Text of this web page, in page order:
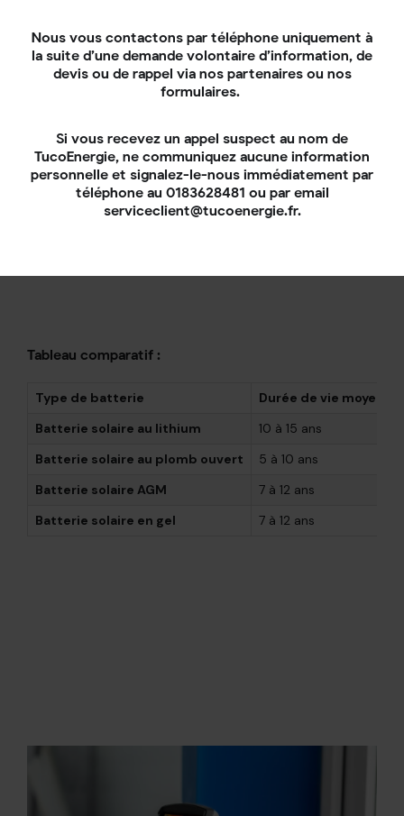
Issue, elle aussi, de la technologie au plomb,
batterie solaire en gelest étanche et contient de
lasilicequi permet de "geler" l’électrolyte. Elle ne
nécessite aucun entretien et offre unedurée de vie
relativement longue en comparaison avec une
chargefigure en revanche dans ses points faibles.
Sonprixpeut également être un inconvénient (c’est
la plus chère des batteries à plomb), même s’il reste
inférieur à celui d’une batterie lithium.
Tableau comparatif :
Type de batterie
Durée de vie moyenne
Batterie solaire au lithium
10 à 15 ans
Batterie solaire au plomb ouvert
5 à 10 ans
Batterie solaire AGM
7 à 12 ans
Batterie solaire en gel
7 à 12 ans
Nous vous contactons par téléphone uniquement à
la suite d’une demande volontaire d’information, de
devis ou de rappel via nos partenaires ou nos
formulaires.
Si vous recevez un appel suspect au nom de
TucoEnergie, ne communiquez aucune information
personnelle et signalez-le-nous immédiatement par
téléphone au 0183628481 ou par email
serviceclient@tucoenergie.fr.